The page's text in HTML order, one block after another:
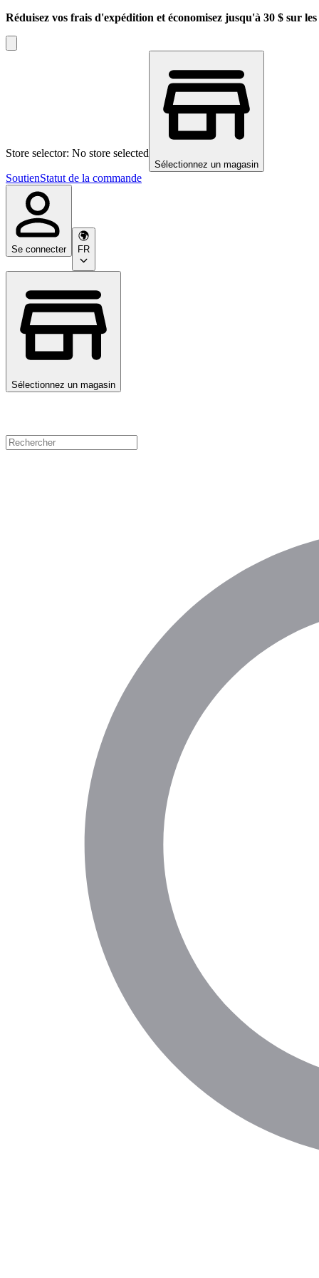
Réduisez vos frais d'expédition et économisez jusqu'à 30 $ sur
Store selector: No store selected
Sélectionnez un magasin
SoutienStatut de la commande
Se connecter FR
Sélectionnez un magasin